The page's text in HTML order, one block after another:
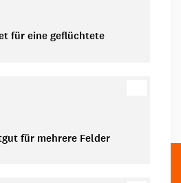
für eine geflüchtete
für mehrere Felder